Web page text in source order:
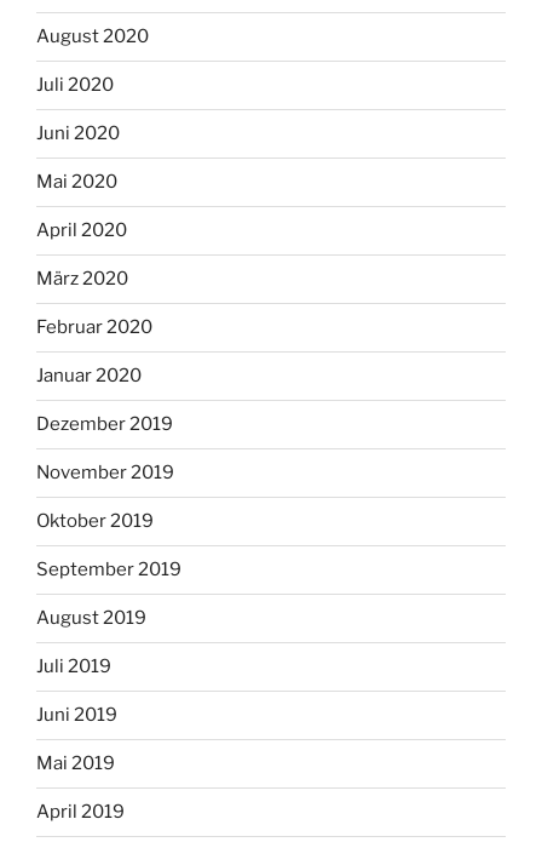
August 2020
Juli 2020
Juni 2020
Mai 2020
April 2020
März 2020
Februar 2020
Januar 2020
Dezember 2019
November 2019
Oktober 2019
September 2019
August 2019
Juli 2019
Juni 2019
Mai 2019
April 2019